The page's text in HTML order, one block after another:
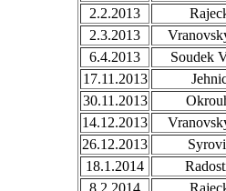
2.2.2013
2.3.2013
6.4.2013
Soudek
17.11.2013
30.11.2013
14.12.2013
26.12.2013
18.1.2014
8.2.2014